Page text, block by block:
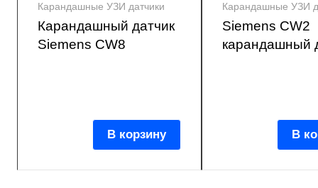
Карандашные УЗИ датчики
Карандашный датчик
Siemens CW8
В корзину
Карандашные УЗИ
Siemens CW2
карандашный
В